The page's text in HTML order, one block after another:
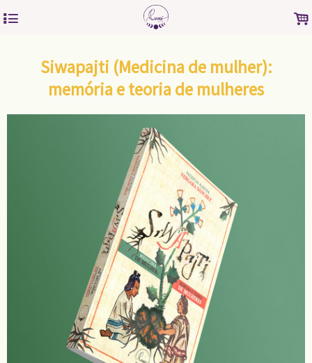
4 .
Siwapajti (Medicina de mulher):
memória e teoria de mulheres